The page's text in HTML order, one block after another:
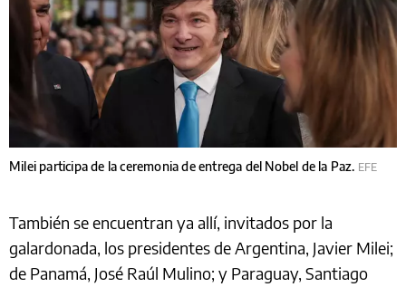
Milei participa de la ceremonia de entrega del Nobel de la Paz. EFE
También se encuentran ya allí, invitados por la
galardonada, los presidentes de Argentina, Javier Milei;
de Panamá, José Raúl Mulino; y Paraguay, Santiago